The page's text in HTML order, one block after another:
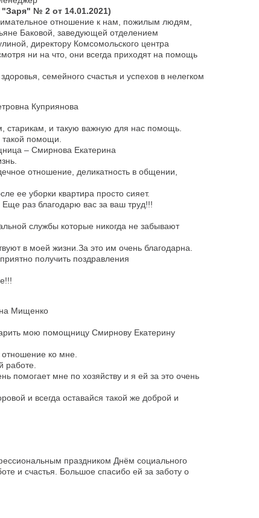
"Заря" № 2 от 14.01.2021)
отношение к нам, пожилым людям,
Баковой, заведующей отделением
директору Комсомольского центра
ни на что, они всегда приходят на помощь
семейного счастья и успехов в нелегком
Куприянова
старикам, и такую важную для нас помощь.
такой помощи.
– Смирнова Екатерина
отношение, деликатность в общении,
ее уборки квартира просто сияет.
раз благодарю вас за ваш труд!!!
службы которые никогда не забывают
в моей жизни.За это им очень благодарна.
получить поздравления
Мищенко
мою помощницу Смирнову Екатерину
отношение ко мне.
работе.
помогает мне по хозяйству и я ей за это очень
и всегда оставайся такой же доброй и
праздником Днём социального
и счастья. Большое спасибо ей за заботу о